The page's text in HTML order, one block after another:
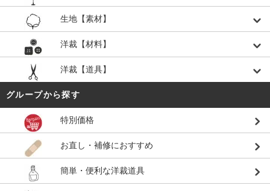
生地【素材】
洋裁【材料】
洋裁【道具】
グループから探す
特別価格
お直し・補修におすすめ
簡単・便利な洋裁道具